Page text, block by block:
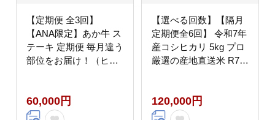
【定期便 全3回】
【ANA限定】あか牛 ス
テーキ 定期便 毎月違う
部位をお届け！（ヒレ
オリジナル ANA限定
ブランド 冷凍 牛肉 精
60,000円
【選べる回数】【隔月
定期便全6回】 令和7年
産コシヒカリ 5kg プロ
厳選の産地直送米 R7年
精米 白米 人気 美味し
い 甘み 香り ツヤ おす
120,000円